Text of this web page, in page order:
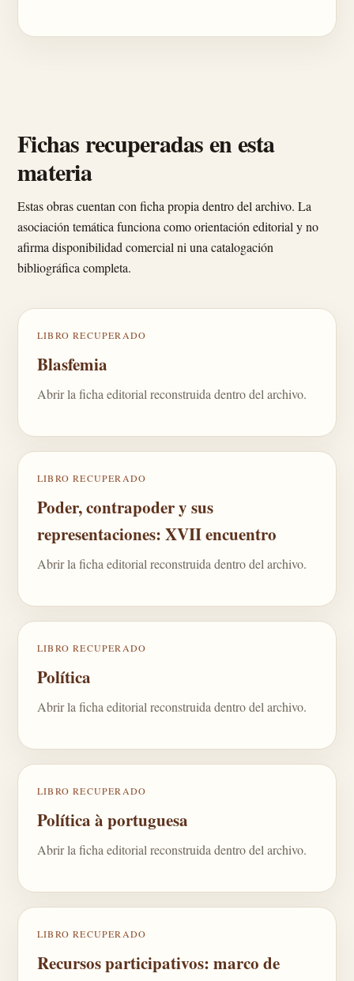
Fichas recuperadas en esta
materia
Estas obras cuentan con ficha propia dentro del archivo. La
asociación temática funciona como orientación editorial y no
afirma disponibilidad comercial ni una catalogación
bibliográfica completa.
LIBRO RECUPERADO
Blasfemia
Abrir la ficha editorial reconstruida dentro del archivo.
LIBRO RECUPERADO
Poder, contrapoder y sus
representaciones: XVII encuentro
Abrir la ficha editorial reconstruida dentro del archivo.
LIBRO RECUPERADO
Política
Abrir la ficha editorial reconstruida dentro del archivo.
LIBRO RECUPERADO
Política à portuguesa
Abrir la ficha editorial reconstruida dentro del archivo.
LIBRO RECUPERADO
Recursos participativos: marco de